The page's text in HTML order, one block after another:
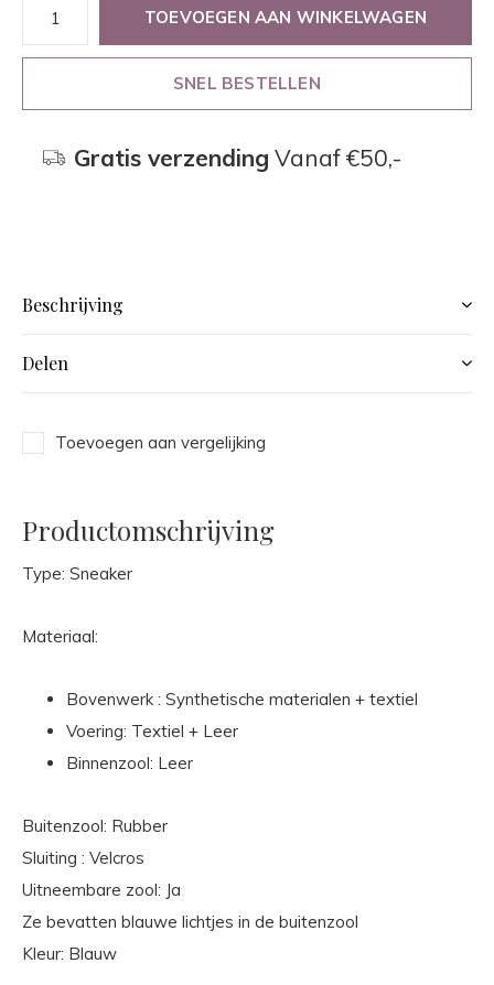
TOEVOEGEN AAN WINKELWAGEN
SNEL BESTELLEN
Gratis verzending Vanaf €50,-
Beschrijving
Delen
Toevoegen aan vergelijking
Productomschrijving
Type: Sneaker
Materiaal:
Bovenwerk : Synthetische materialen + textiel
Voering: Textiel + Leer
Binnenzool: Leer
Buitenzool: Rubber
Sluiting : Velcros
Uitneembare zool: Ja
Ze bevatten blauwe lichtjes in de buitenzool
Kleur: Blauw